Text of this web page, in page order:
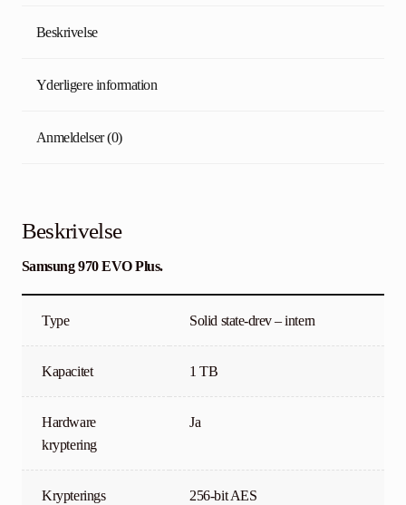
Beskrivelse
Yderligere information
Anmeldelser (0)
Beskrivelse
Samsung 970 EVO Plus.
Type Solid state-drev – intern
Kapacitet 1 TB
Hardware
kryptering
Ja
Krypterings
256-bit AES